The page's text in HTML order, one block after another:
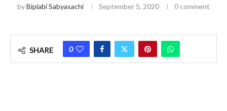
byBiplabi Sabyasachi September 5, 2020 0 comment
SHARE 0